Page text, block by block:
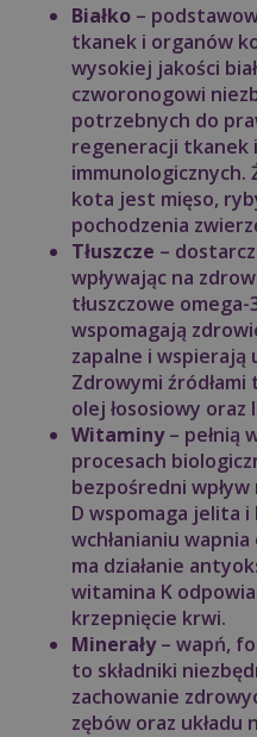
Białko –
tkanek i organów
wysokiej jakości
czworonogowi
potrzebnych do
regeneracji tkanek
immunologicznych.
kota jest mięso,
pochodzenia
Tłuszcze –
wpływając na
tłuszczowe
wspomagają
zapalne i wspierają
Zdrowymi źródłami
olej łososiowy oraz
Witaminy– pełnią
procesach
bezpośredni
D wspomaga jelita i
wchłanianiu
ma działanie
witamina K
krzepnięcie krwi.
Minerały– wapń,
to składniki
zachowanie
zębów oraz